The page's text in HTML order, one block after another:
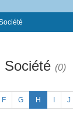
Société (0)
F G H J